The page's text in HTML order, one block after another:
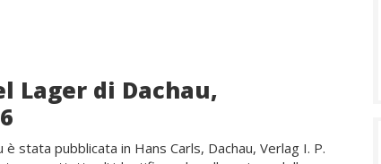
Lager di Dachau,
stata pubblicata in Hans Carls, Dachau, Verlag I. P.